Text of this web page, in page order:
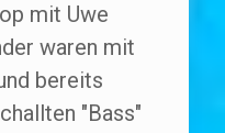
mit Uwe
waren mit
bereits
"Bass"